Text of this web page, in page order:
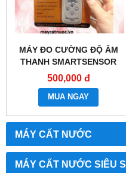
MÁY CẤT NƯỚC
MÁY CẤT NƯỚC SIÊU
MÁY ĐO CƯỜNG ĐỘ ÂM
THANH SMARTSENSOR
AS804
500,000 đ
MUA NGAY